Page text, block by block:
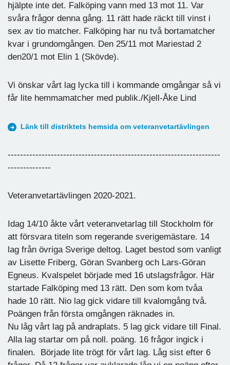
hjälpte inte det. Falköping vann med 13 mot 11. Var
svåra frågor denna gång. 11 rätt hade räckt till vinst i
sex av tio matcher. Falköping har nu två bortamatcher
kvar i grundomgången. Den 25/11 mot Mariestad 2
den20/1 mot Elin 1 (Skövde).
Vi önskar vårt lag lycka till i kommande omgångar så vi
får lite hemmamatcher med publik./Kjell-Åke Lind
Länk till distriktets hemsida om veteranvetartävlingen
---------------------------------------------------------------------
--------------
Veteranvetartävlingen 2020-2021.
Idag 14/10 åkte vårt veteranvetarlag till Stockholm för
att försvara titeln som regerande sverigemästare. 14
lag från övriga Sverige deltog. Laget bestod som vanligt
av Lisette Friberg, Göran Svanberg och Lars-Göran
Egneus. Kvalspelet började med 16 utslagsfrågor. Här
startade Falköping med 13 rätt. Den som kom tvåa
hade 10 rätt. Nio lag gick vidare till kvalomgång två.
Poängen från första omgången räknades in.
Nu låg vårt lag på andraplats. 5 lag gick vidare till Final.
Alla lag startar om på noll. poäng. 16 frågor ingick i
finalen. Började lite trögt för vårt lag. Låg sist efter 6